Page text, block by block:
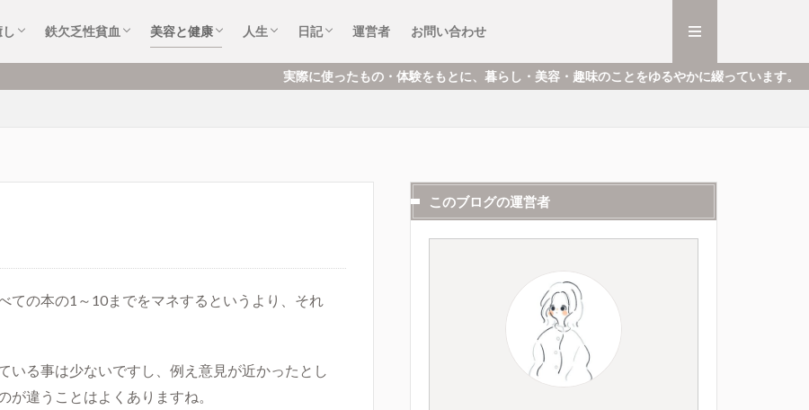
鉄欠乏性貧血 美容と健康 人生
おすすめ本
音楽・アニメ・漫画・映画・ミュージカル
趣味・好き
仕事・転職
社会不安症
日記
できごと・ものごと
お気に入り
ハマっていること
運営者 お問い合わせ
実際に使ったもの・体験をもとに、暮らし・美容・趣味のことをゆるやかに綴っています。
ての本の1～10までをマネするというより、それ
いる事は少ないですし、例え意見が近かったとし
違うことはよくありますね。
このブログの運営者